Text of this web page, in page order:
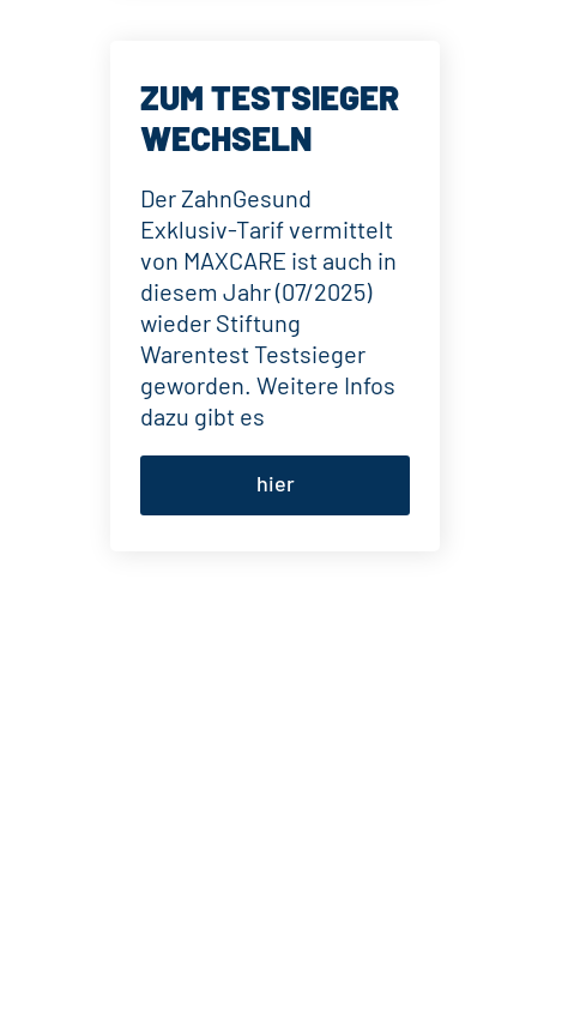
ZUM TESTSIEGER
WECHSELN
Der ZahnGesund
Exklusiv-Tarif vermittelt
von MAXCARE ist auch in
diesem Jahr (07/2025)
wieder Stiftung
Warentest Testsieger
geworden. Weitere Infos
dazu gibt es
hier